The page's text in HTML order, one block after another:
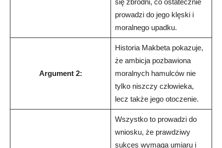
się zbrodni, co ostatecznie
prowadzi do jego klęski i
moralnego upadku.
Argument 2:
Historia Makbeta pokazuje,
że ambicja pozbawiona
moralnych hamulców nie
tylko niszczy człowieka,
lecz także jego otoczenie.
Wszystko to prowadzi do
wniosku, że prawdziwy
sukces wymaga umiaru i